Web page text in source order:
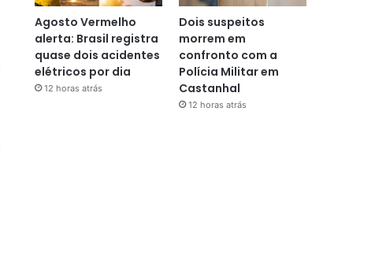
Agosto Vermelho
alerta: Brasil registra
quase dois acidentes
elétricos por dia
12 horas atrás
Dois suspeitos
morrem em
confronto com a
Polícia Militar em
Castanhal
12 horas atrás